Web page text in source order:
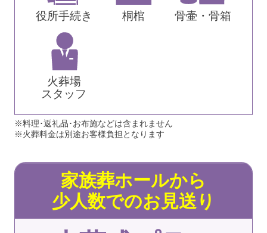
役所手続き 桐棺 骨壷・骨箱
火葬場
スタッフ
※料理･返礼品･お布施などは含まれません
※火葬料金は別途お客様負担となります
家族葬ホールから
少人数でのお見送り